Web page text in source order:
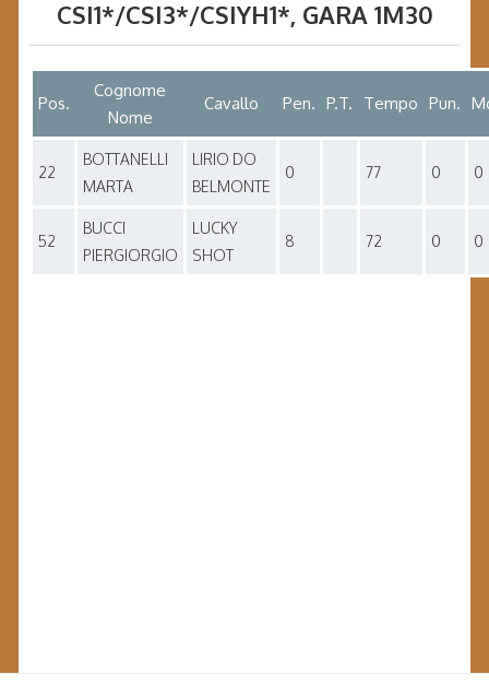
CSI1*/CSI3*/CSIYH1*, GARA 1M30
Pos.
Cognome
Nome
Cavallo Pen. P.T. Tempo Pun.
22
BOTTANELLI
MARTA
LIRIO DO
BELMONTE
0 77 0 0
52
BUCCI
PIERGIORGIO
LUCKY
SHOT
8 72 0 0